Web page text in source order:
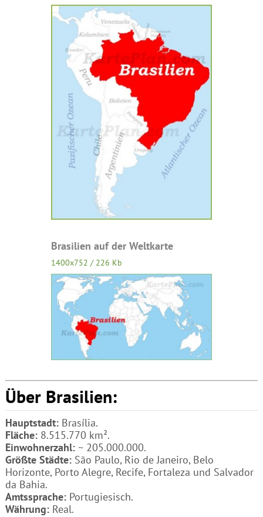
Brasilien auf der Weltkarte
1400x752 / 226 Kb
Über Brasilien:
Hauptstadt:Brasília.
Fläche:8.515.770 km².
Einwohnerzahl:~ 205.000.000.
Größte Städte:São Paulo, Rio de Janeiro, Belo
Horizonte, Porto Alegre, Recife, Fortaleza und Salvador
da Bahia.
Amtssprache:Portugiesisch.
Währung:Real.